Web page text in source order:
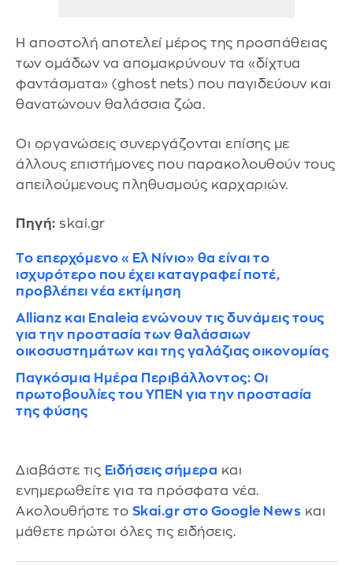
Η αποστολή αποτελεί μέρος της προσπάθειας
των ομάδων να απομακρύνουν τα «δίχτυα
φαντάσματα» (ghost nets) που παγιδεύουν και
θανατώνουν θαλάσσια ζώα.
Οι οργανώσεις συνεργάζονται επίσης με
άλλους επιστήμονες που παρακολουθούν τους
απειλούμενους πληθυσμούς καρχαριών.
Πηγή: skai.gr
Το επερχόμενο «Ελ Νίνιο» θα είναι το
ισχυρότερο που έχει καταγραφεί ποτέ,
προβλέπει νέα εκτίμηση
Allianz και Enaleia ενώνουν τις δυνάμεις τους
για την προστασία των θαλάσσιων
οικοσυστημάτων και της γαλάζιας οικονομίας
Παγκόσμια Ημέρα Περιβάλλοντος: Οι
πρωτοβουλίες του ΥΠΕΝ για την προστασία
της φύσης
Διαβάστε τις Ειδήσεις σήμερα και
ενημερωθείτε για τα πρόσφατα νέα.
Ακολουθήστε το Skai.gr στο Google News και
μάθετε πρώτοι όλες τις ειδήσεις.